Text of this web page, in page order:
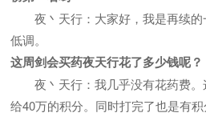
夜丶天行：大家好，我是再续的
低调。
这周剑会买药夜天行花了多少钱呢？
夜丶天行：我几乎没有花药费。
给40万的积分。同时打完了也是有积